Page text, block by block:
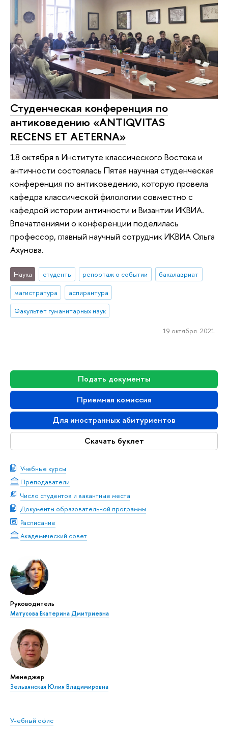
Подать документы
Приемная комиссия
Для иностранных абитуриентов
Скачать буклет
Учебные курсы
Преподаватели
Число студентов и вакантные места
Документы образовательной программы
Расписание
Академический совет
Руководитель
Матусова Екатерина Дмитриевна
Менеджер
Зельвянская Юлия Владимировна
Учебный офис
Студенческая конференция по
антиковедению «ANTIQVITAS
RECENS ET AETERNA»
18 октября в Институте классического Востока и
античности состоялась Пятая научная студенческая
конференция по антиковедению, которую провела
кафедра классической филологии совместно с
кафедрой истории античности и Византии ИКВИА.
Впечатлениями о конференции поделилась
профессор, главный научный сотрудник ИКВИА Ольга
Ахунова.
Наука студенты репортаж о событии
бакалавриат
магистратура
аспирантура
Факультет гуманитарных наук
19 октября 2021